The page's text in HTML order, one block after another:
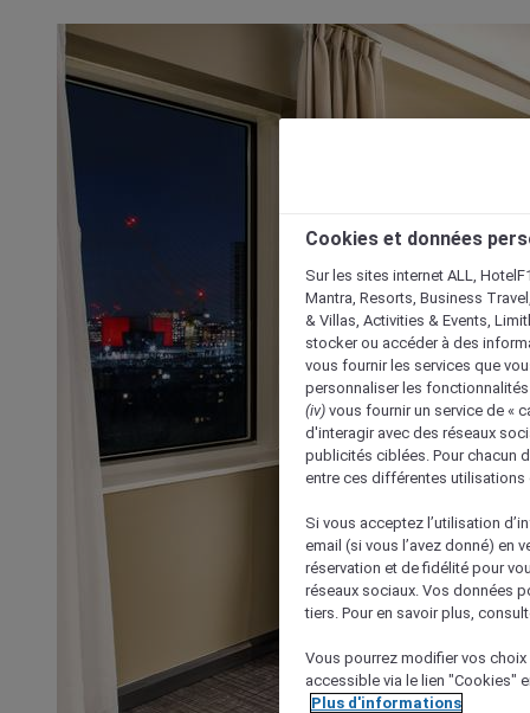
Cookies et données
Sur les sites internet ALL,
Mantra, Resorts, Business
& Villas, Activities & Events,
stocker ou accéder à des
vous fournir les services que
personnaliser les
(iv) vous fournir un service de «
d'interagir avec des réseaux
publicités ciblées. Pour chacun
entre ces différentes utilisations
Si vous acceptez l’utilisation
email (si vous l’avez donné) en
réservation et de fidélité pour
réseaux sociaux. Vos données
tiers. Pour en savoir plus,
Vous pourrez modifier vos
accessible via le lien "Cookies"
Plus d'informations